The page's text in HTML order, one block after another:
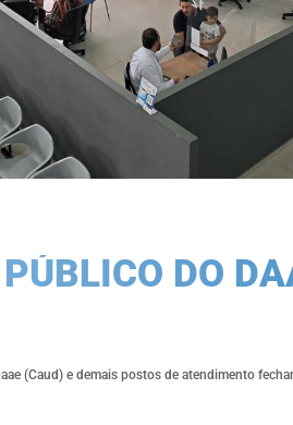
DO
(Caud) e demais postos de atendimento